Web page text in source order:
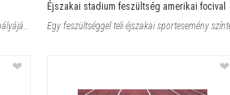
Az éjszakai stadion fényárban úszó futballpályájának zöld gyepét áll�
Éjszakai stadium feszültség amerikai focival
❤ ❤